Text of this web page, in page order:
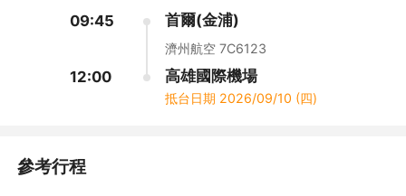
滿足五香豬腳
09:45
首爾(金浦)
濟州航空 7C6123
12:00 高雄國際機場
抵台日期 2026/09/10 (四)
參考行程